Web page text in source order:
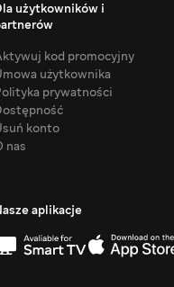
użytkowników i
kod promocyjny
użytkownika
prywatności
konto
nas
aplikacje